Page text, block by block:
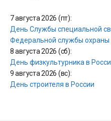
7 августа 2026 (пт):
День Службы специальной
Федеральной службы охраны
8 августа 2026 (сб):
День физкультурника в
9 августа 2026 (вс):
День строителя в России